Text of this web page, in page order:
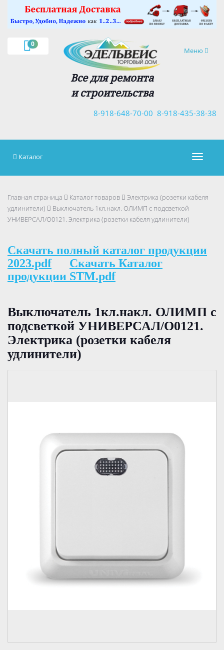
0
Навигация
Меню
Все для ремонта
и строительства
8-918-435-38-38
8-918-648-70-00
×
Каталог
Главная страница Каталог товаров
Электрика (розетки кабеля
удлинители)
Выключатель 1кл.накл. ОЛИМП с подсветкой
УНИВЕРСАЛ/О0121. Электрика (розетки кабеля удлинители)
Скачать полный каталог продукции
2023.pdf
Скачать Каталог
продукции STM.pdf
Выключатель 1кл.накл. ОЛИМП с
подсветкой УНИВЕРСАЛ/О0121.
Электрика (розетки кабеля
удлинители)